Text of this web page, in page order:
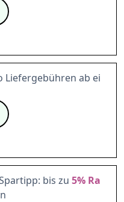
Liefergebühren ab ei
bis zu 5% Ra